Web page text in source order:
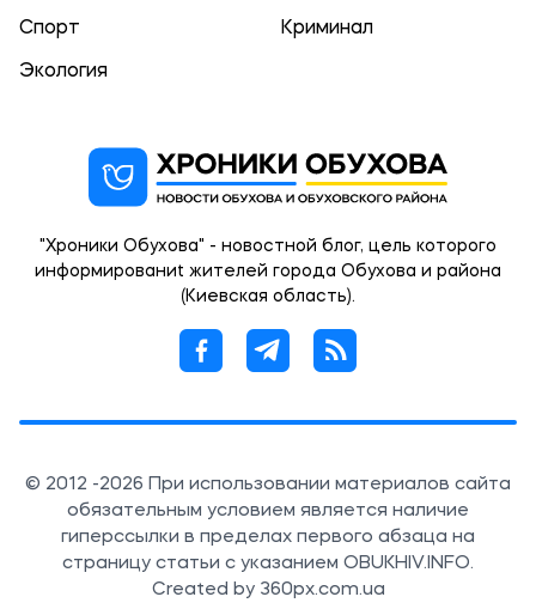
Спорт Криминал
Экология
"Хроники Обухова" - новостной блог, цель которого
информированиt жителей города Обухова и района
(Киевская область).
© 2012 -2026 При использовании материалов сайта
обязательным условием является наличие
гиперссылки в пределах первого абзаца на
страницу статьи с указанием OBUKHIV.INFO.
Created by 360px.com.ua